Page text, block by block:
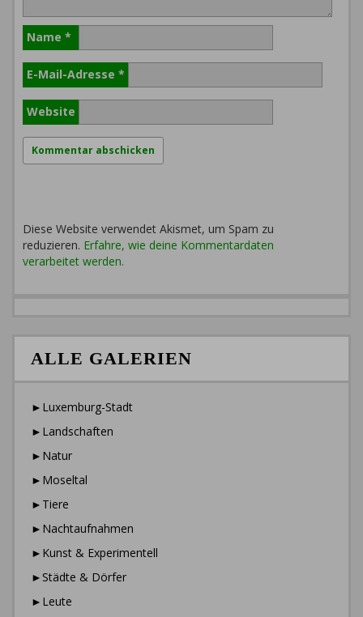
Name *
E-Mail-Adresse *
Website
Diese Website verwendet Akismet, um Spam zu
reduzieren. Erfahre, wie deine Kommentardaten
verarbeitet werden.
ALLE GALERIEN
►Luxemburg-Stadt
►Landschaften
►Natur
►Moseltal
►Tiere
►Nachtaufnahmen
►Kunst & Experimentell
►Städte & Dörfer
►Leute